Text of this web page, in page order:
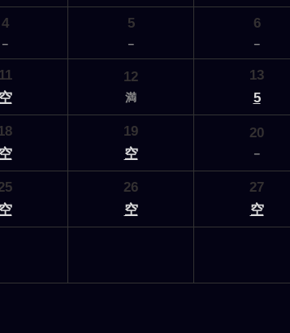
4
－
5
－
6
－
11
空
12
満
13
5
空
19
空
20
－
空
26
空
27
空